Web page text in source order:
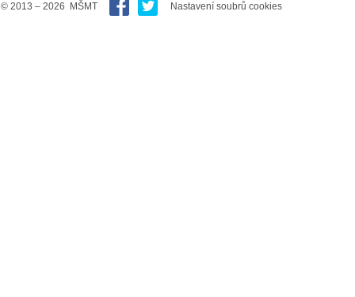
© 2013 – 2026 MŠMT Nastavení soubrů cookies